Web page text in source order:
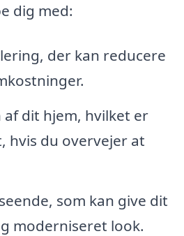
dig med:
der kan reducere
dit hjem, hvilket er
hvis du overvejer at
som kan give dit
moderniseret look.